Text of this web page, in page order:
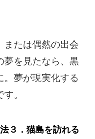
または偶然の出会
夢を見たなら、黒
。夢が現実化する
。
３．猫島を訪れる